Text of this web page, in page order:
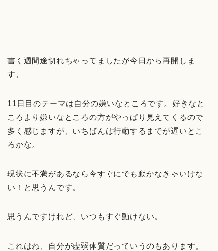
書く週間途切れちゃってましたが今日から再開しま
す。
11日目のテーマは自分の嫌いなところです。好きなと
ころより嫌いなところの方がやっぱり見えてくるので
多く感じますが、いちばんは行動するまでが遅いとこ
ろかな。
現状に不満があるなら今すぐにでも動かなきゃいけな
い！と思うんです。
思うんですけれど、いつもすぐ動けない。
これはね、自分が虚弱体質だっていうのもあります。